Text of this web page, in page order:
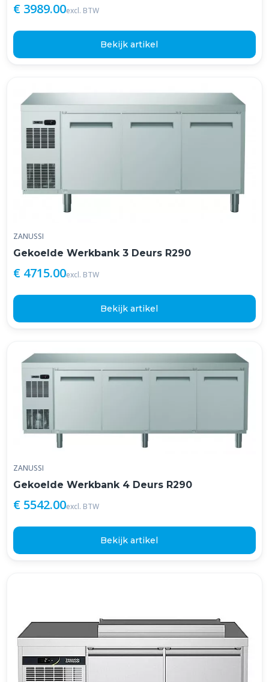
€ 3989.00excl. BTW
Bekijk artikel
ZANUSSI
Gekoelde Werkbank 3 Deurs R290
€ 4715.00excl. BTW
Bekijk artikel
ZANUSSI
Gekoelde Werkbank 4 Deurs R290
€ 5542.00excl. BTW
Bekijk artikel